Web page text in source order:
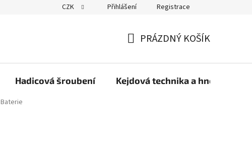
CZK Přihlášení Registrace
KOŠÍK
PRÁZDNÝ KOŠÍK
Hadicová šroubení Kejdová technika a hnojiva
Baterie